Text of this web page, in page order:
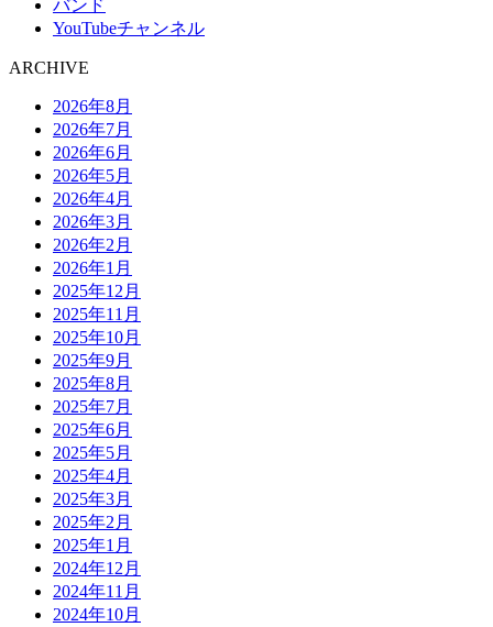
バンド
YouTubeチャンネル
ARCHIVE
2026年8月
2026年7月
2026年6月
2026年5月
2026年4月
2026年3月
2026年2月
2026年1月
2025年12月
2025年11月
2025年10月
2025年9月
2025年8月
2025年7月
2025年6月
2025年5月
2025年4月
2025年3月
2025年2月
2025年1月
2024年12月
2024年11月
2024年10月